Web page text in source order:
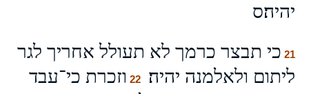
יהיה׃ס
21 כי תבצר כרמך לא תעולל אחריך לגר
ליתום ולאלמנה יהיה׃
22 וזכרת כי־עבד